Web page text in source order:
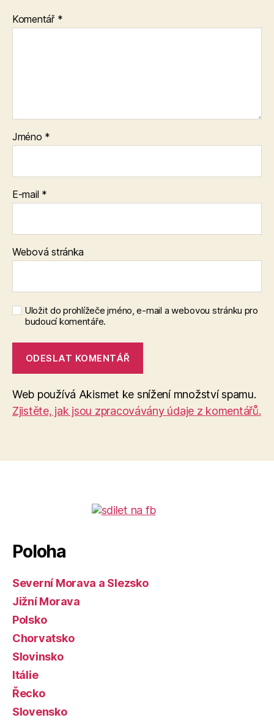
Komentář *
Jméno *
E-mail *
Webová stránka
Uložit do prohlížeče jméno, e-mail a webovou stránku pro
budoucí komentáře.
Web používá Akismet ke snížení množství spamu.
Zjistěte, jak jsou zpracovávány údaje z komentářů.
Poloha
Severní Morava a Slezsko
Jižní Morava
Polsko
Chorvatsko
Slovinsko
Itálie
Řecko
Slovensko